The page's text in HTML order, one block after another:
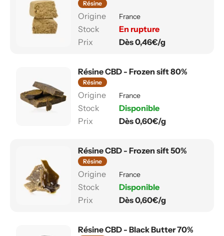
Résine
France
En rupture
Dès 0,46€/g
Résine CBD - Frozen sift 80%
Résine
France
Disponible
Dès 0,60€/g
Résine CBD - Frozen sift 50%
Résine
France
Disponible
Dès 0,60€/g
Résine CBD - Black Butter 70%